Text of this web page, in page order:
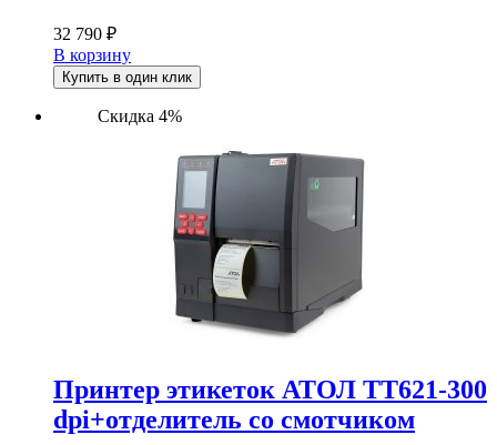
32 790 ₽
В корзину
Купить в один клик
Скидка 4%
Принтер этикеток АТОЛ ТТ621-300
dpi+отделитель со смотчиком